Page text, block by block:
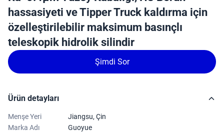
hassasiyeti ve Tipper Truck kaldırma için
özelleştirilebilir maksimum basınçlı
teleskopik hidrolik silindir
Şimdi Sor
Ürün detayları
Menşe Yeri
Jiangsu, Çin
Marka Adı
Guoyue